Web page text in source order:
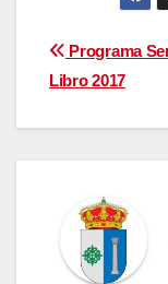
de
Programa
Libro 2017